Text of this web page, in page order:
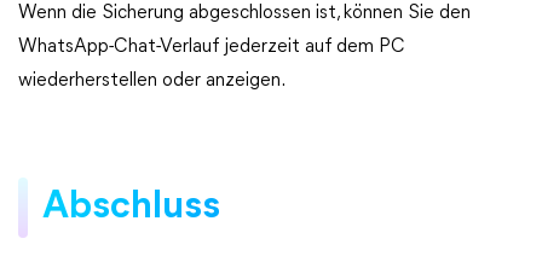
Wenn die Sicherung abgeschlossen ist, können Sie den
WhatsApp-Chat-Verlauf jederzeit auf dem PC
wiederherstellen oder anzeigen.
Abschluss